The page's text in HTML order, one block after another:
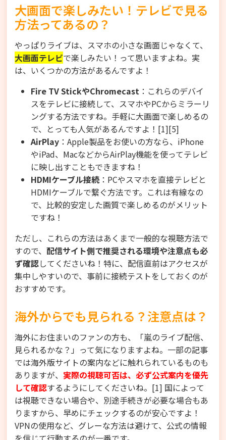
大画面で楽しみたい！テレビで見る
方法ってあるの？
やっぱりライブは、スマホの小さな画面じゃなくて、
大画面テレビで楽しみたい！って思いますよね。実
は、いくつかの方法があるんですよ！
Fire TV StickやChromecast ：これらのデバイ
スをテレビに接続して、スマホやPCからミラーリ
ングする方法ですね。手軽に大画面で楽しめるの
で、とっても人気があるんですよ！[1][5]
AirPlay ：Apple製品をお使いの方なら、iPhone
やiPad、MacなどからAirPlay機能を使ってテレビ
に映し出すこともできますね！
HDMIケーブル接続：PCやスマホを直接テレビと
HDMIケーブルで繋ぐ方法です。これは有線なの
で、比較的安定した画質で楽しめるのがメリット
ですね！
ただし、これらの方法はあくまで一般的な視聴方法で
すので、 配信サイト側で推奨される環境や注意点も必
ず確認してくださいね！特に、配信直前はアクセスが
集中しやすいので、事前に接続テストをしておくのが
おすすめです。
海外からでも見られる？注意点は？
海外にお住まいのファンの方も、「嵐のライブ配信、
見られるかな？」って気になりますよね。一部の記事
では海外版サイトの案内などに触れられているものも
ありますが、 実際の視聴可否は、必ず公式案内を優先
して確認するようにしてくださいね。[1] 国によって
は視聴できない場合や、別途手続きが必要な場合もあ
りますから、早めにチェックするのが安心ですよ！
VPNの使用など、グレーな方法は避けて、公式の情報